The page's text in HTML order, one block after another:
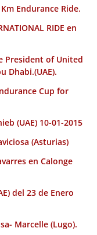
Endurance Ride.
RIDE en
President of United
Dhabi.(UAE).
Cup for
(UAE) 10-01-2015
(Asturias)
en Calonge
del 23 de Enero
Marcelle (Lugo).